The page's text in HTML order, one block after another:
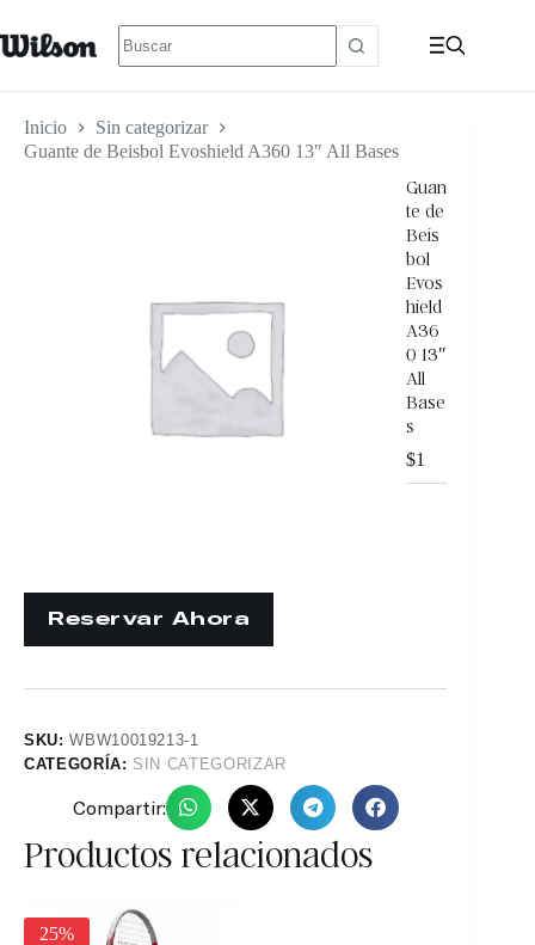
Inicio
Sin categorizar
Guante de Beisbol Evoshield A360 13″ All Bases
Guan
te de
Beis
bol
Evos
hield
A36
0 13″
All
Base
s
$1
SKU:WBW10019213-1
CATEGORÍA: SIN CATEGORIZAR
Compartir:
Productos relacionados
25%